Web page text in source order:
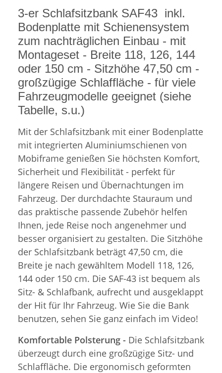
3-er Schlafsitzbank SAF43 inkl.
Bodenplatte mit Schienensystem
zum nachträglichen Einbau - mit
Montageset - Breite 118, 126, 144
oder 150 cm - Sitzhöhe 47,50 cm -
großzügige Schlaffläche - für viele
Fahrzeugmodelle geeignet (siehe
Tabelle, s.u.)
Mit der Schlafsitzbank mit einer Bodenplatte
mit integrierten Aluminiumschienen von
Mobiframe genießen Sie höchsten Komfort,
Sicherheit und Flexibilität - perfekt für
längere Reisen und Übernachtungen im
Fahrzeug. Der durchdachte Stauraum und
das praktische passende Zubehör helfen
Ihnen, jede Reise noch angenehmer und
besser organisiert zu gestalten. Die Sitzhöhe
der Schlafsitzbank beträgt 47,50 cm, die
Breite je nach gewähltem Modell 118, 126,
144 oder 150 cm. Die SAF-43 ist bequem als
Sitz- & Schlafbank, aufrecht und ausgeklappt
der Hit für Ihr Fahrzeug. Wie Sie die Bank
benutzen, sehen Sie ganz einfach im Video!
Komfortable Polsterung - Die Schlafsitzbank
überzeugt durch eine großzügige Sitz- und
Schlaffläche. Die ergonomisch geformten